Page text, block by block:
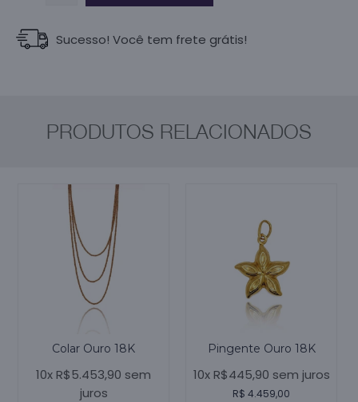
Sucesso! Você tem frete grátis!
PRODUTOS RELACIONADOS
Colar Ouro 18K
10x R$5.453,90 sem
juros
Pingente Ouro 18K
10x R$445,90 sem juros
R$ 4.459,00